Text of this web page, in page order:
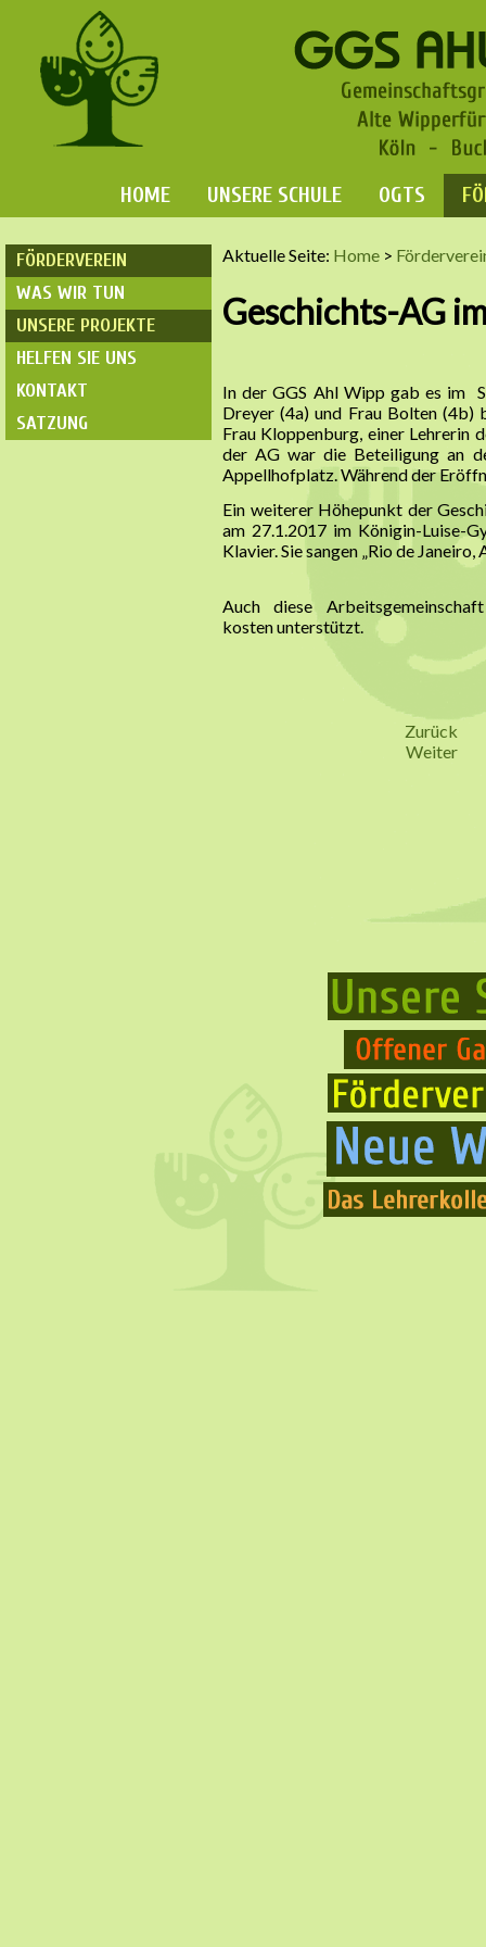
HOME UNSERE SCHULE OGTS
FÖRDERVEREIN
WAS WIR TUN
UNSERE PROJEKTE
HELFEN SIE UNS
KONTAKT
SATZUNG
Aktuelle Seite: Home >
Geschichts-AG
In der GGS Ahl Wipp gab es im
Dreyer (4a) und Frau Bolten (4b)
Frau Kloppenburg, einer Lehrerin
der AG war die Beteiligung an
Appellhofplatz. Während der
Ein weiterer Höhepunkt der
am 27.1.2017 im Königin-Luise-
Klavier. Sie sangen „Rio de
Auch diese
kosten unterstützt.
Zurück
Weiter